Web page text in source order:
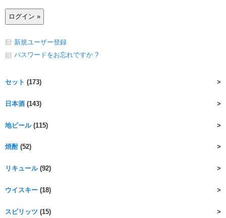
新規ユーザー登録
パスワードをお忘れですか ?
セット (173)
日本酒 (143)
地ビール(115)
焼酎(52)
リキュール(92)
ウイスキー (18)
スピリッツ (15)